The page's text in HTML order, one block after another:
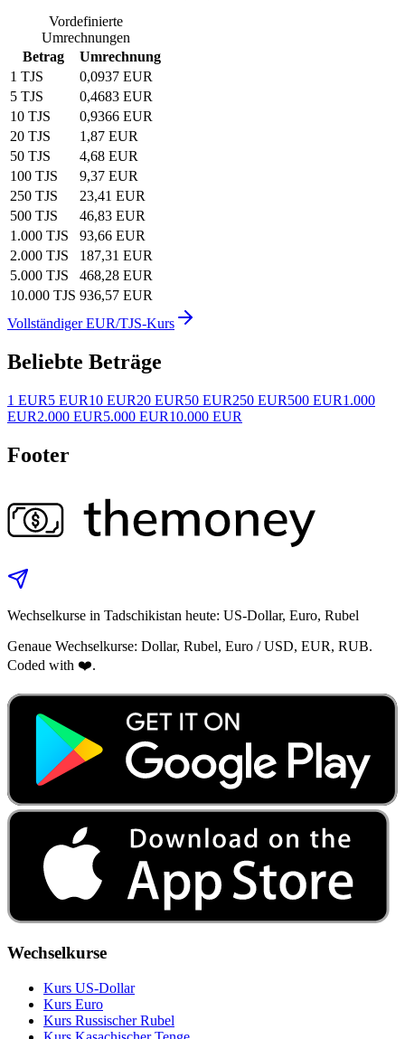
Vordefinierte
Umrechnungen
Betrag
Umrechnung
1 TJS
0,0937 EUR
5 TJS
0,4683 EUR
10 TJS
0,9366 EUR
20 TJS
1,87 EUR
50 TJS
4,68 EUR
100 TJS
9,37 EUR
250 TJS
23,41 EUR
500 TJS
46,83 EUR
1.000 TJS
93,66 EUR
2.000 TJS
187,31 EUR
5.000 TJS
468,28 EUR
10.000 TJS 936,57 EUR
Vollständiger EUR/TJS-Kurs
Beliebte Beträge
1 EUR5 EUR10 EUR20 EUR50 EUR250 EUR500 EUR1.000
EUR2.000 EUR5.000 EUR10.000 EUR
Footer
Wechselkurse in Tadschikistan heute: US‑Dollar, Euro, Rubel
Genaue Wechselkurse: Dollar, Rubel, Euro / USD, EUR, RUB.
Coded with ❤️.
Wechselkurse
Kurs US‑Dollar
Kurs Euro
Kurs Russischer Rubel